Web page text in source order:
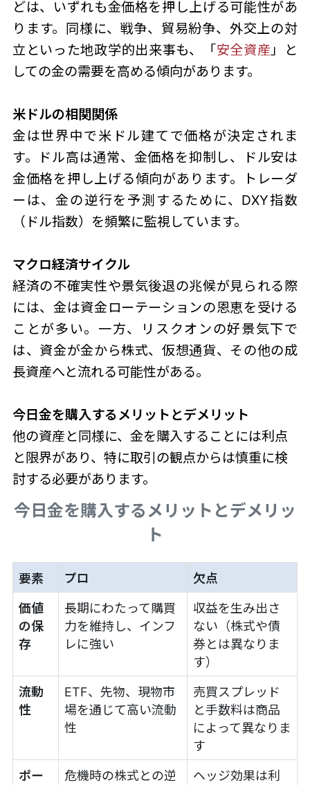
どは、いずれも金価格を押し上げる可能性があ
ります。同様に、戦争、貿易紛争、外交上の対
立といった地政学的出来事も、「安全資産」と
しての金の需要を高める傾向があります。
米ドルの相関関係
金は世界中で米ドル建てで価格が決定されま
す。ドル高は通常、金価格を抑制し、ドル安は
金価格を押し上げる傾向があります。トレーダ
ーは、金の逆行を予測するために、DXY指数
（ドル指数）を頻繁に監視しています。
マクロ経済サイクル
経済の不確実性や景気後退の兆候が見られる際
には、金は資金ローテーションの恩恵を受ける
ことが多い。一方、リスクオンの好景気下で
は、資金が金から株式、仮想通貨、その他の成
長資産へと流れる可能性がある。
今日金を購入するメリットとデメリット
他の資産と同様に、金を購入することには利点
と限界があり、特に取引の観点からは慎重に検
討する必要があります。
今日金を購入するメリットとデメリッ
ト
要素 プロ 欠点
価値
の保
存
長期にわたって購買
力を維持し、インフ
レに強い
収益を生み出さ
ない（株式や債
券とは異なりま
す）
流動
性
ETF、先物、現物市
場を通じて高い流動
性
売買スプレッド
と手数料は商品
によって異なりま
す
ポー 危機時の株式との逆 ヘッジ効果は利